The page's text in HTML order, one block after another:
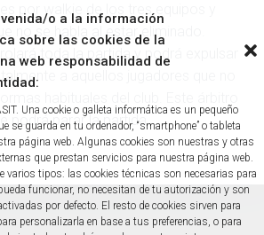
o a la información
sobre las cookies de la
web responsabilidad de
Una cookie o galleta informática es un pequeño
se guarda en tu ordenador, “smartphone” o tableta
página web. Algunas cookies son nuestras y otras
que prestan servicios para nuestra página web.
varios tipos: las cookies técnicas son necesarias para
funcionar, no necesitan de tu autorización y son
por defecto. El resto de cookies sirven para
personalizarla en base a tus preferencias, o para
por walkie de los tres equipos y
no se habla al estar eliminado.
toda la partida y podrá expulsar
a aquellos jugadores que no
podrá parar la partida